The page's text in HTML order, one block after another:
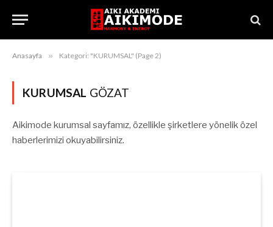
Anasayfa » Kategori: "KURUMSAL" (Page 2)
KURUMSAL GÖZAT
Aikimode kurumsal sayfamız, özellikle şirketlere yönelik özel
haberlerimizi okuyabilirsiniz.